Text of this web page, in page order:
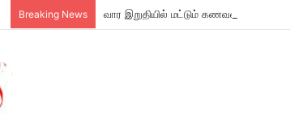
Breaking News வார இறுதியில் மட்டும் கணவன் – மனைவி!